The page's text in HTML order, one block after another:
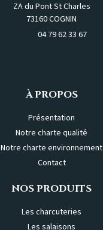
ZA du Pont St Charles
73160 COGNIN
04 79 62 33 67
À PROPOS
Présentation
Notre charte qualité
Notre charte environnement
Contact
NOS PRODUITS
Les charcuteries
Les salaisons